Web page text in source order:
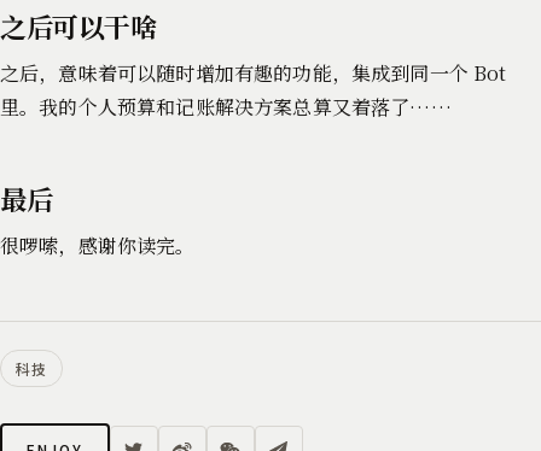
之后可以干啥
之后，意味着可以随时增加有趣的功能，集成到同一个 Bot
里。我的个人预算和记账解决方案总算又着落了……
最后
很啰嗦，感谢你读完。
科技